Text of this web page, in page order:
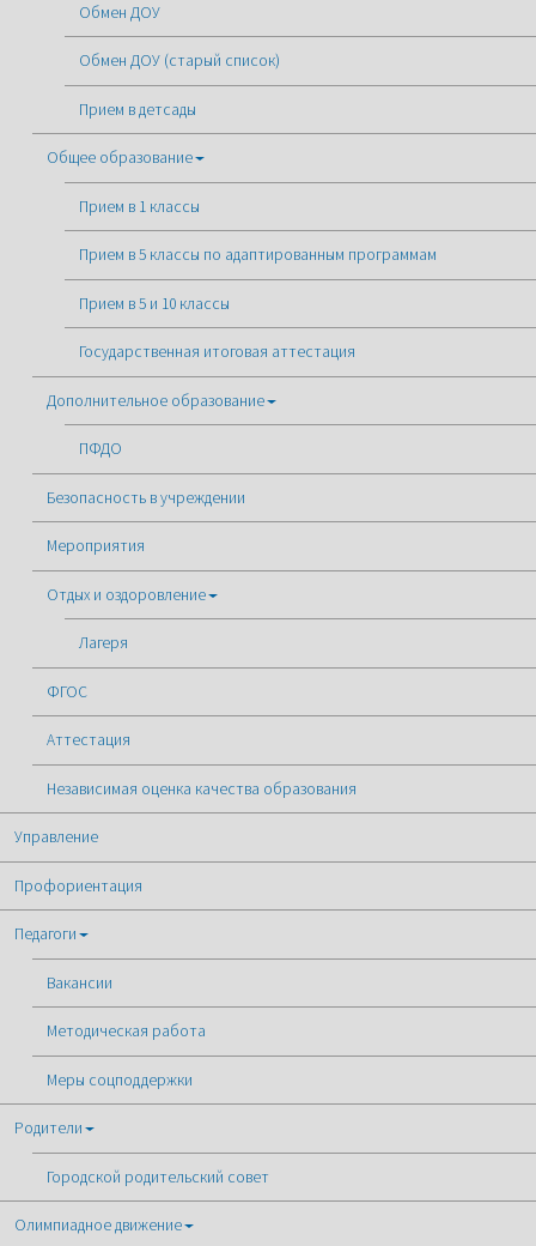
Обмен ДОУ
Обмен ДОУ (старый список)
Прием в детсады
Общее образование
Прием в 1 классы
Прием в 5 классы по адаптированным программам
Прием в 5 и 10 классы
Государственная итоговая аттестация
Дополнительное образование
ПФДО
Безопасность в учреждении
Мероприятия
Отдых и оздоровление
Лагеря
ФГОС
Аттестация
Независимая оценка качества образования
Управление
Профориентация
Педагоги
Вакансии
Методическая работа
Меры соцподдержки
Родители
Городской родительский совет
Олимпиадное движение